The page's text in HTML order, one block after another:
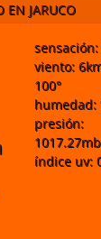
EN JARUCO
sensación:
viento: 6
100°
humedad:
presión:
1017.27
índice uv: